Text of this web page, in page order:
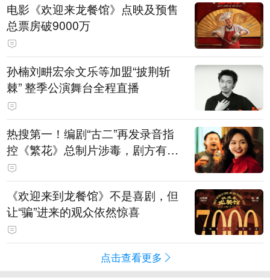
电影《欢迎来龙餐馆》点映及预售
总票房破9000万
孙楠刘畊宏余文乐等加盟“披荆斩
棘” 整季公演舞台全程直播
热搜第一！编剧“古二”再发录音指
控《繁花》总制片涉毒，剧方有税
务问题，录音中王家卫称“一点够
了，要不然又要出事”
《欢迎来到龙餐馆》不是喜剧，但
让“骗”进来的观众依然惊喜
点击查看更多